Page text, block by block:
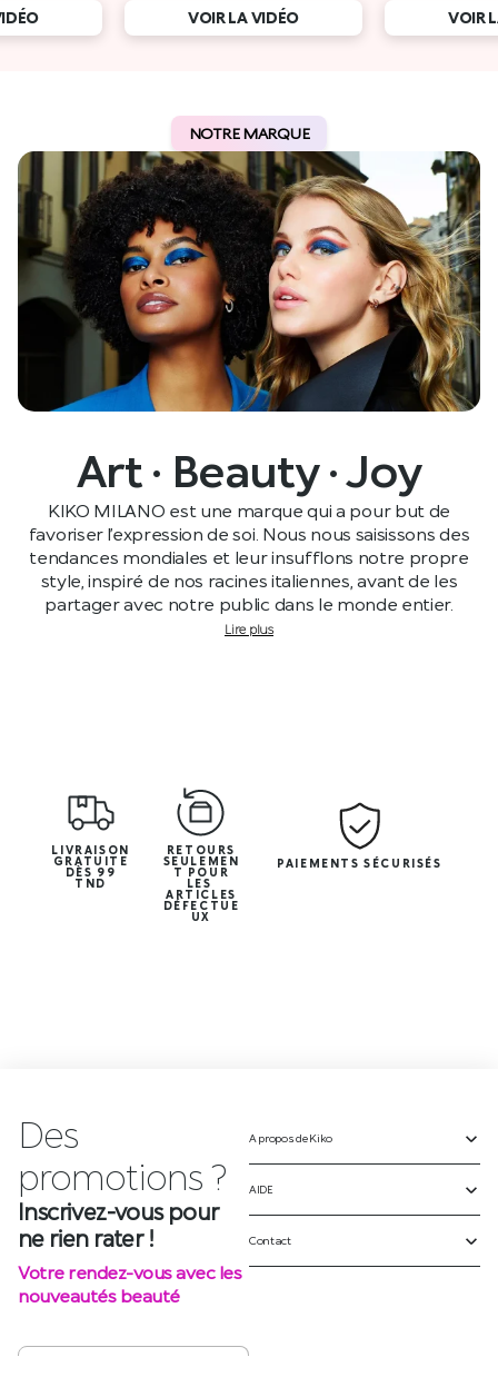
VOIR LA VIDÉO VOIR
NOTRE MARQUE
Art · Beauty · Joy
KIKO MILANO est une marque qui a pour but de
favoriser l’expression de soi. Nous nous saisissons des
tendances mondiales et leur insufflons notre propre
style, inspiré de nos racines italiennes, avant de les
partager avec notre public dans le monde entier.
Lire plus
LIVRAISON
GRATUITE
DÈS 99
TND
RETOURS
SEULEMEN
T POUR
LES
ARTICLES
DÉFECTUE
UX
PAIEMENTS SÉCURISÉS
Des
promotions ?
Inscrivez-vous pour
ne rien rater !
Votre rendez-vous avec les
nouveautés beauté
A propos de Kiko
AIDE
Contact